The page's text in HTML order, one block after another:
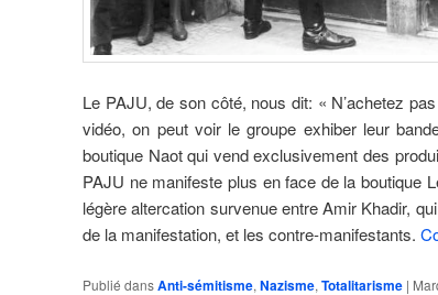
Le PAJU, de son côté, nous dit: « N’achetez
vidéo, on peut voir le groupe exhiber leur
boutique Naot qui vend exclusivement des
PAJU ne manifeste plus en face de la boutique
légère altercation survenue entre Amir Khadir,
de la manifestation, et les contre-manifestants.
Publié dansAnti-sémitisme, Nazisme, Totalitarisme |